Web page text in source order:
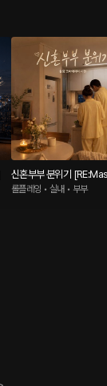
신혼부부 분위기
롤플레잉 • 실내 • 부부